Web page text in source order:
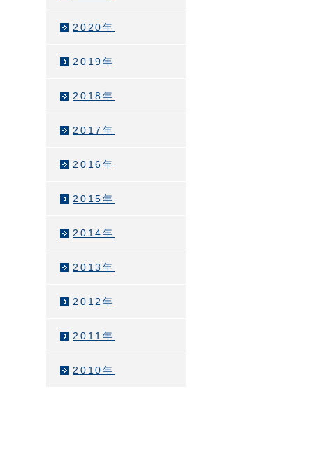
2020年
2019年
2018年
2017年
2016年
2015年
2014年
2013年
2012年
2011年
2010年